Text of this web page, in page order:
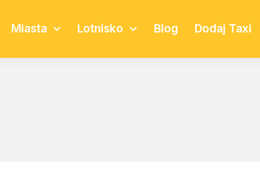
Miasta Lotnisko Blog Dodaj Taxi